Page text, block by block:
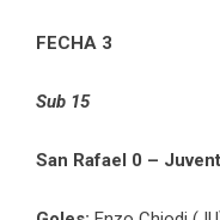
FECHA 3
Sub 15
San Rafael 0 –